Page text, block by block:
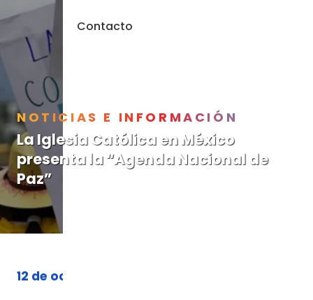
NOTICIAS E INFORMACIÓN
La Iglesia Católica en México
presenta la “Agenda Nacional de
Paz”
12 de octubre de 2023
Contacto